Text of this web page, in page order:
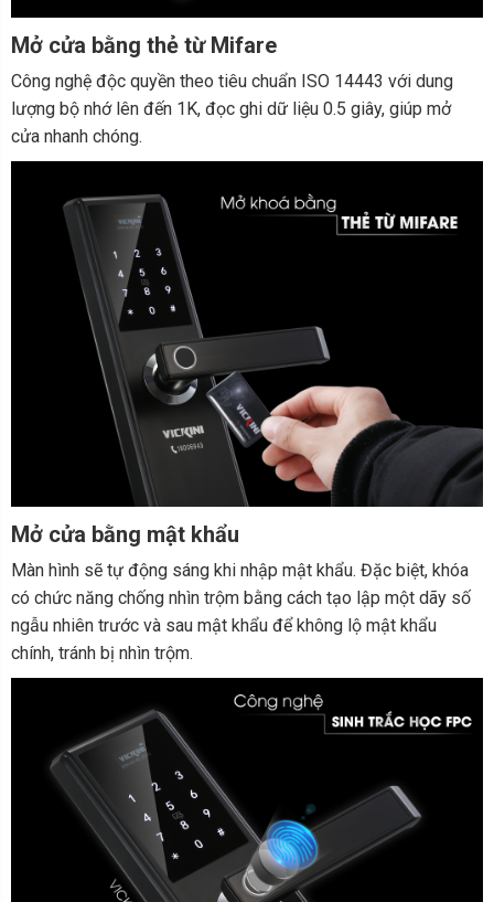
Mở cửa bằng thẻ từMifare
Công nghệ độc quyền theo tiêu chuẩn ISO 14443 với dung
lượng bộ nhớ lên đến 1K, đọc ghi dữ liệu 0.5 giây, giúp mở
cửa nhanh chóng.
Mở cửa bằng mật khẩu
Màn hình sẽ tự động sáng khi nhập mật khẩu. Đặc biệt, khóa
có chức năng chống nhìn trộm bằng cách tạo lập một dãy số
ngẫu nhiên trước và sau mật khẩu để không lộ mật khẩu
chính, tránh bị nhìn trộm.